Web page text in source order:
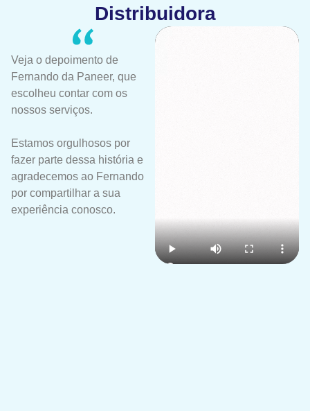
Distribuidora
Veja o depoimento de
Fernando da Paneer, que
escolheu contar com os
nossos serviços.
Estamos orgulhosos por
fazer parte dessa história e
agradecemos ao Fernando
por compartilhar a sua
experiência conosco.